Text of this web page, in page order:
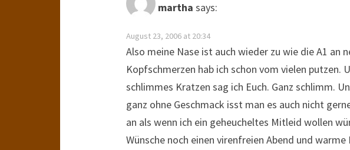
martha says:
August 23, 2006 at 20:34
Also meine Nase ist auch wieder zu wie die A1 an
Kopfschmerzen hab ich schon vom vielen putzen.
schlimmes Kratzen sag ich Euch. Ganz schlimm.
ganz ohne Geschmack isst man es auch nicht
an als wenn ich ein geheucheltes Mitleid wollen
Wünsche noch einen virenfreien Abend und warme